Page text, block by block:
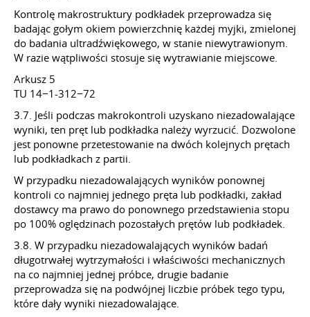
Kontrolę makrostruktury podkładek przeprowadza się
badając gołym okiem powierzchnię każdej myjki, zmielonej
do badania ultradźwiękowego, w stanie niewytrawionym.
W razie wątpliwości stosuje się wytrawianie miejscowe.
Arkusz 5
TU 14−1-312−72
3.7. Jeśli podczas makrokontroli uzyskano niezadowalające
wyniki, ten pręt lub podkładka należy wyrzucić. Dozwolone
jest ponowne przetestowanie na dwóch kolejnych prętach
lub podkładkach z partii.
W przypadku niezadowalających wyników ponownej
kontroli co najmniej jednego pręta lub podkładki, zakład
dostawcy ma prawo do ponownego przedstawienia stopu
po 100% oględzinach pozostałych prętów lub podkładek.
3.8. W przypadku niezadowalających wyników badań
długotrwałej wytrzymałości i właściwości mechanicznych
na co najmniej jednej próbce, drugie badanie
przeprowadza się na podwójnej liczbie próbek tego typu,
które dały wyniki niezadowalające.